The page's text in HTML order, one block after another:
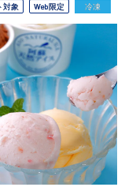
対象 Web限定 冷凍